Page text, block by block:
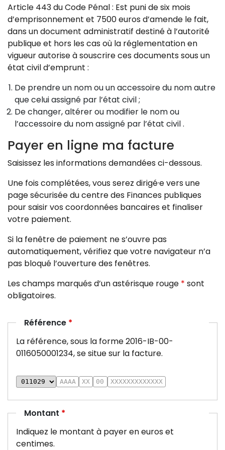
Article 443 du Code Pénal : Est puni de six mois
d’emprisonnement et 7500 euros d’amende le fait,
dans un document administratif destiné à l’autorité
publique et hors les cas où la réglementation en
vigueur autorise à souscrire ces documents sous un
état civil d’emprunt :
De prendre un nom ou un accessoire du nom autre
que celui assigné par l’état civil ;
De changer, altérer ou modifier le nom ou
l’accessoire du nom assigné par l’état civil .
Payer en ligne ma facture
Saisissez les informations demandées ci-dessous.
Une fois complétées, vous serez dirigé·e vers une
page sécurisée du centre des Finances publiques
pour saisir vos coordonnées bancaires et finaliser
votre paiement.
Une fois complétées, vous serez dirigé vers une page
Si la fenêtre de paiement ne s’ouvre pas
automatiquement, vérifiez que votre navigateur n’a
pas bloqué l’ouverture des fenêtres.
Les champs marqués d’un astérisque rouge * sont
obligatoires.
Référence *
Tous les champs de cette section sont obligatoires.
La référence, sous la forme 2016-IB-00-
0116050001234, se situe sur la facture.
Identifiant de collectivité
AnnéeROLREC
ROLDEB
ROLDET
Montant *
Tous les champs de cette section sont obligatoires.
Indiquez le montant à payer en euros et
centimes.